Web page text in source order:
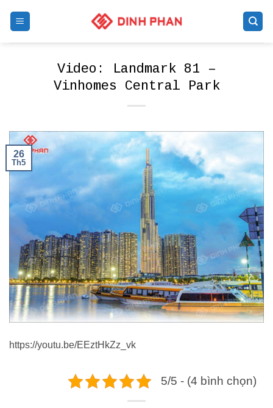
Video: Landmark 81 –
Vinhomes Central Park
26
Th5
https://youtu.be/EEztHkZz_vk
5/5 - (4 bình chọn)